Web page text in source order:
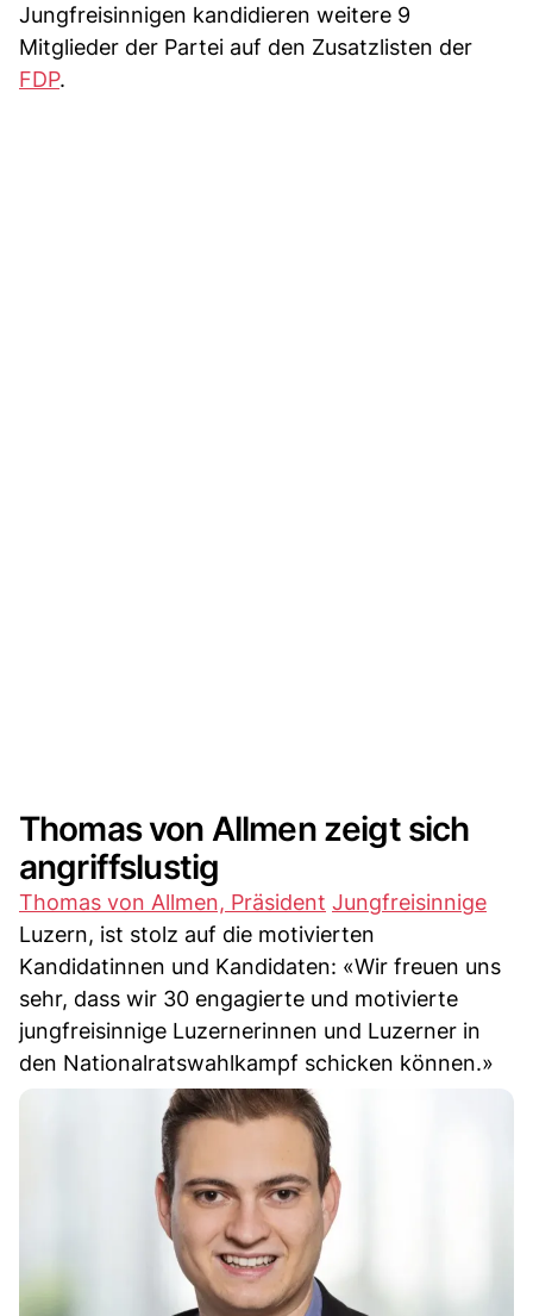
Jungfreisinnigen kandidieren weitere 9
Mitglieder der Partei auf den Zusatzlisten der
FDP.
Thomas von Allmen zeigt sich
angriffslustig
Thomas von Allmen, Präsident Jungfreisinnige
Luzern, ist stolz auf die motivierten
Kandidatinnen und Kandidaten: «Wir freuen uns
sehr, dass wir 30 engagierte und motivierte
jungfreisinnige Luzernerinnen und Luzerner in
den Nationalratswahlkampf schicken können.»